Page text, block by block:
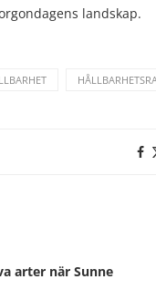
landskap.
arter när Sunne